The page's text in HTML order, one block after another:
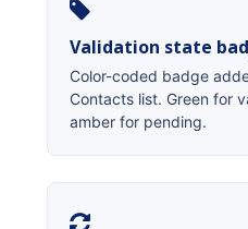
Validation state
Color-coded badge
Contacts list. Green for
amber for pending.